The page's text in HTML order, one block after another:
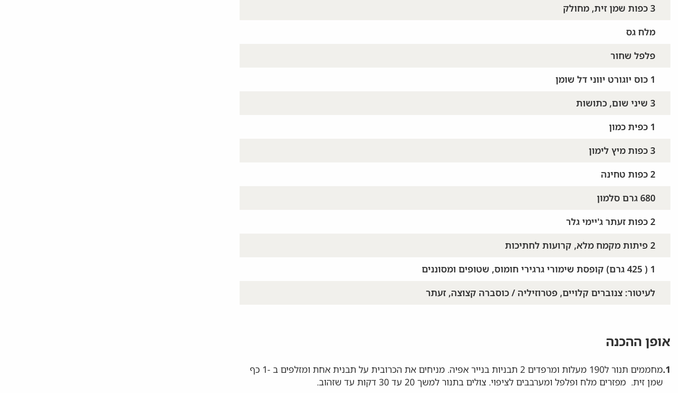
3 כפות שמן זית, מחולק
מלח גס
פלפל שחור
1 כוס יוגורט יווני דל שומן
3 שיני שום, כתושות
1 כפית כמון
3 כפות מיץ לימון
2 כפות טחינה
680 גרם סלמון
2 כפות זעתר ג'יימי גלר
2 פיתות מקמח מלא, קרועות לחתיכות
1 ( 425 גרם) קופסת שימורי גרגירי חומוס, שטופים ומסוננים
לעיטור: צנוברים קלויים, פטרוזיליה / כוסברה קצוצה, זעתר
אופן ההכנה
1.
מחממים תנור ל190 מעלות ומרפדים 2 תבניות בנייר אפיה. מניחים את הכרובית על תבנית אחת ומזלפים ב -1 כף
שמן זית. מפזרים מלח ופלפל ומערבבים לציפוי. צולים בתנור למשך 20 עד 30 דקות עד שזהוב.